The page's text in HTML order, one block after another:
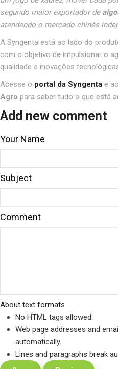
segundo maior exportador de
atendendo o mercado chinês
A Syngenta está ao lado do
com o objetivo de impulsionar o
qualidade e inovações
Acesse o portal da Syngenta e
Agro para saber tudo o que está
Add new comment
Your Name
Subject
Comment
About text formats
No HTML tags allowed.
Web page addresses and
automatically.
Lines and paragraphs break